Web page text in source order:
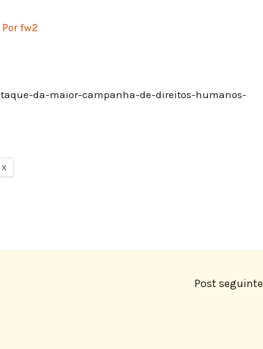
fw2
da-maior-campanha-de-direitos-humanos-
X
Post seguinte